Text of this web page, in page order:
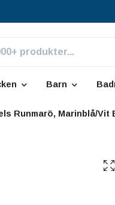
Barn
Runmarö, Marinblå/Vit